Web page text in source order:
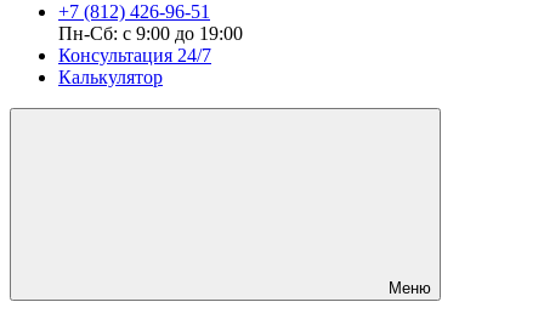
+7 (812) 426-96-51
Пн-Сб: с 9:00 до 19:00
Консультация 24/7
Калькулятор
Меню